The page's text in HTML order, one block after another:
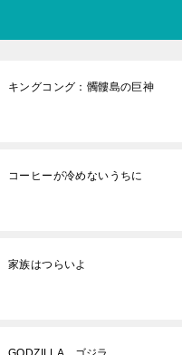
キングコング：髑髏島の巨神
コーヒーが冷めないうちに
家族はつらいよ